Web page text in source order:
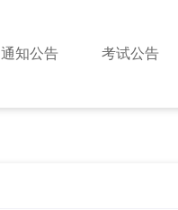
通知公告 考试公告